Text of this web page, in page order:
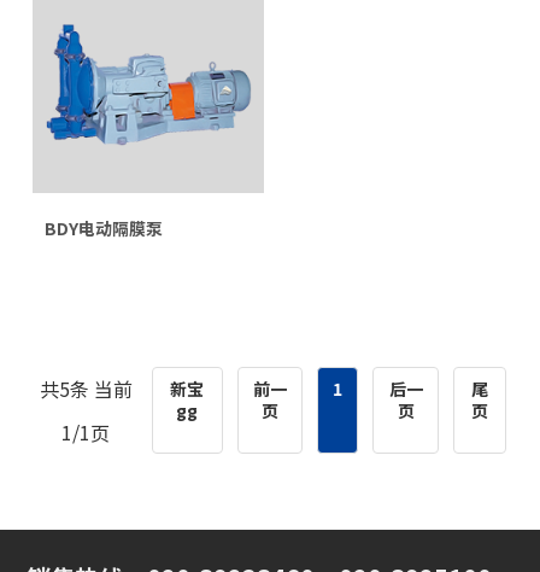
BDY电动隔膜泵
共5条 当前
1/1页
新宝
gg
前一
页
1
后一
页
尾
页